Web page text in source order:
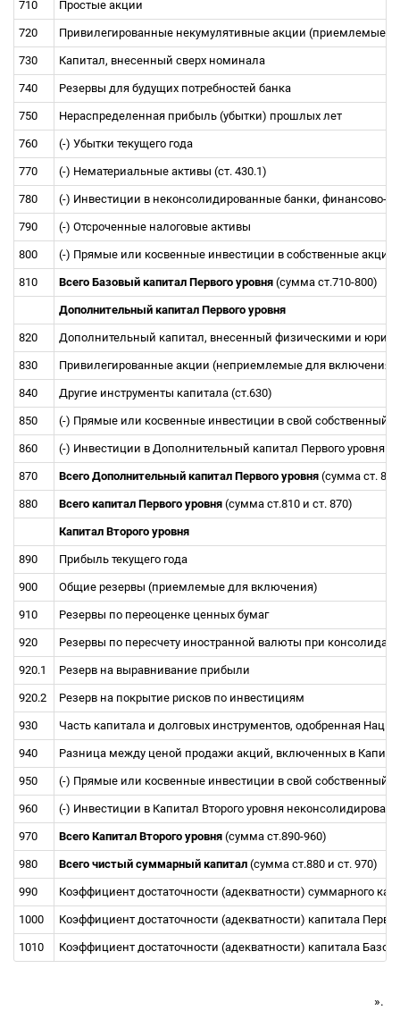
710 Простые акции
720 Привилегированные некумулятивные акции (приемлемые
730 Капитал, внесенный сверх номинала
740 Резервы для будущих потребностей банка
750 Нераспределенная прибыль (убытки) прошлых лет
760 (-) Убытки текущего года
770 (-) Нематериальные активы (ст. 430.1)
780 (-) Инвестиции в неконсолидированные банки, финансово-
790 (-) Отсроченные налоговые активы
800 (-) Прямые или косвенные инвестиции в собственные акции
810 Всего Базовый капитал Первого уровня (сумма ст.710-800)
Дополнительный капитал Первого уровня
820 Дополнительный капитал, внесенный физическими и
830 Привилегированные акции (неприемлемые для включения
840 Другие инструменты капитала (ст.630)
850 (-) Прямые или косвенные инвестиции в свой собственный
860 (-) Инвестиции в Дополнительный капитал Первого уровня
870 Всего Дополнительный капитал Первого уровня (сумма ст.
880 Всего капитал Первого уровня (сумма ст.810 и ст. 870)
Капитал Второго уровня
890 Прибыль текущего года
900 Общие резервы (приемлемые для включения)
910 Резервы по переоценке ценных бумаг
920 Резервы по пересчету иностранной валюты при
920.1 Резерв на выравнивание прибыли
920.2 Резерв на покрытие рисков по инвестициям
930 Часть капитала и долговых инструментов, одобренная
940 Разница между ценой продажи акций, включенных в
950 (-) Прямые или косвенные инвестиции в свой собственный
960 (-) Инвестиции в Капитал Второго уровня
970 Всего Капитал Второго уровня (сумма ст.890-960)
980 Всего чистый суммарный капитал (сумма ст.880 и ст. 970)
990 Коэффициент достаточности (адекватности) суммарного
1000 Коэффициент достаточности (адекватности) капитала
1010 Коэффициент достаточности (адекватности) капитала
».